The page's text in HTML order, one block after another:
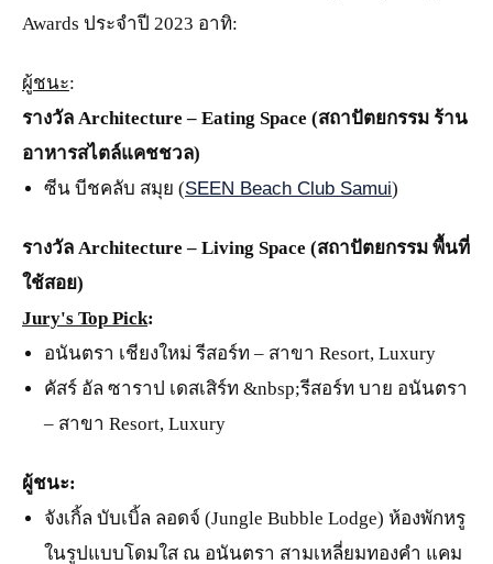
Awards ประจำปี 2023 อาทิ:
ผู้ชนะ:
รางวัล Architecture – Eating Space (สถาปัตยกรรม ร้าน
อาหารสไตล์แคชชวล)
ซีน บีชคลับ สมุย (SEEN Beach Club Samui)
รางวัล Architecture – Living Space (สถาปัตยกรรม พื้นที่
ใช้สอย)
Jury's Top Pick:
อนันตรา เชียงใหม่ รีสอร์ท – สาขา Resort, Luxury
คัสร์ อัล ซาราป เดสเสิร์ท &nbsp;รีสอร์ท บาย อนันตรา
– สาขา Resort, Luxury
ผู้ชนะ:
จังเกิ้ล บับเบิ้ล ลอดจ์ (Jungle Bubble Lodge) ห้องพักหรู
ในรูปแบบโดมใส ณ อนันตรา สามเหลี่ยมทองคำ แคม